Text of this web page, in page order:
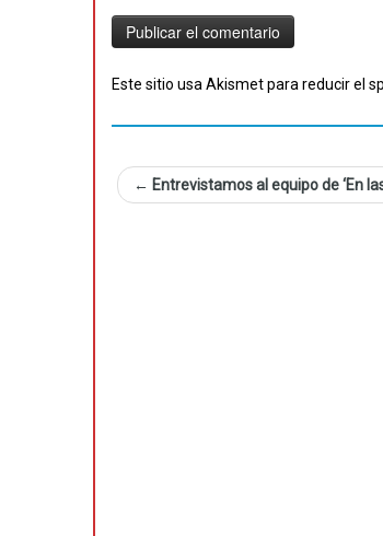
Este sitio usa Akismet para reducir el
← Entrevistamos al equipo de ‘En